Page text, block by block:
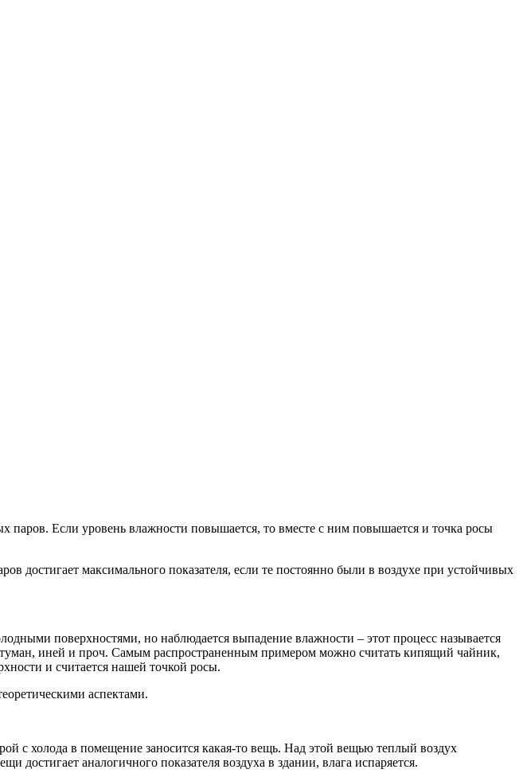
Если уровень влажности повышается, то вместе с ним повышается и точка росы
достигает максимального показателя, если те постоянно были в воздухе при устойчивых
поверхностями, но наблюдается выпадение влажности – этот процесс называется
туман, иней и проч. Самым распространенным примером можно считать кипящий чайник,
и считается нашей точкой росы.
аспектами.
с холода в помещение заносится какая-то вещь. Над этой вещью теплый воздух
достигает аналогичного показателя воздуха в здании, влага испаряется.